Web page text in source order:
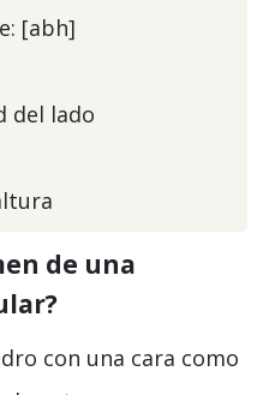
[abh]
del lado
de una
con una cara como